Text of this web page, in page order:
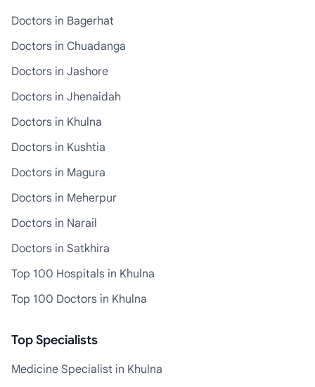
Doctors in Bagerhat
Doctors in Chuadanga
Doctors in Jashore
Doctors in Jhenaidah
Doctors in Khulna
Doctors in Kushtia
Doctors in Magura
Doctors in Meherpur
Doctors in Narail
Doctors in Satkhira
Top 100 Hospitals in Khulna
Top 100 Doctors in Khulna
Top Specialists
Medicine Specialist in Khulna